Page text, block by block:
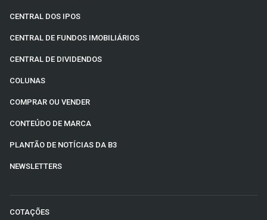
CENTRAL DOS IPOS
CENTRAL DE FUNDOS IMOBILIÁRIOS
CENTRAL DE DIVIDENDOS
COLUNAS
COMPRAR OU VENDER
CONTEÚDO DE MARCA
PLANTÃO DE NOTÍCIAS DA B3
NEWSLETTERS
COTAÇÕES